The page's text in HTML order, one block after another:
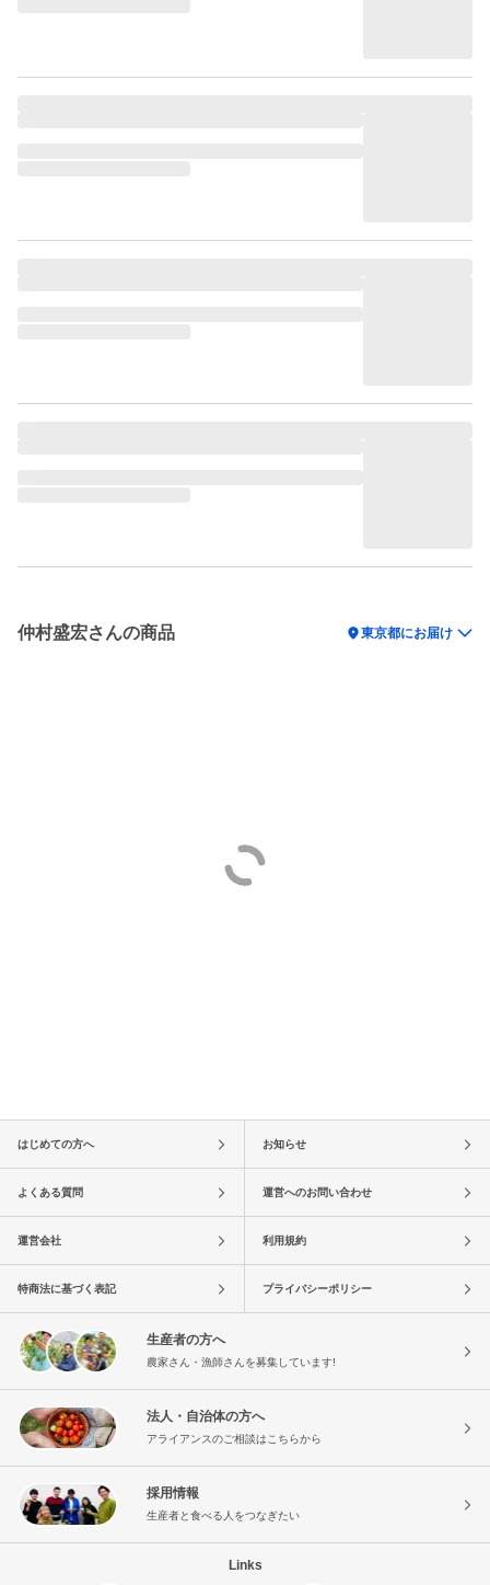
仲村盛宏さんの商品 location_on東京都にお届け
はじめての方へ お知らせ
よくある質問 運営へのお問い合わせ
運営会社 利用規約
特商法に基づく表記 プライバシーポリシー
生産者の方へ
農家さん・漁師さんを募集しています!
法人・自治体の方へ
アライアンスのご相談はこちらから
採用情報
生産者と食べる人をつなぎたい
Links